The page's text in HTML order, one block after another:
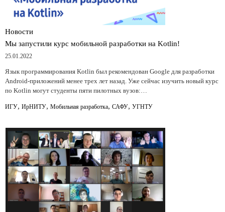
Новости
Мы запустили курс мобильной разработки на Kotlin!
25.01.2022
Язык программирования Kotlin был рекомендован Google для разработки
Android-приложений менее трех лет назад. Уже сейчас изучить новый курс
по Kotlin могут студенты пяти пилотных вузов:…
ИГУ, ИрНИТУ, Мобильная разработка, САФУ, УГНТУ